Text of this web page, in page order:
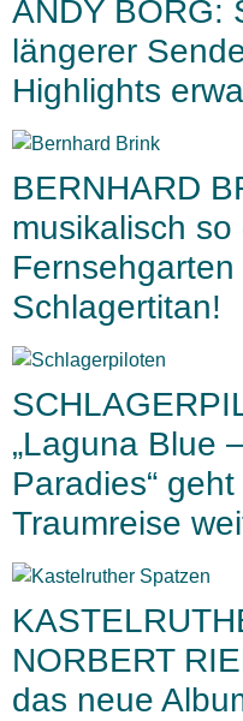
ANDY BORG:
längerer
Highlights
BERNHARD
musikalisch so
Schlagertitan!
„Laguna Blue
Paradies“
Traumreise
NORBERT
das neue